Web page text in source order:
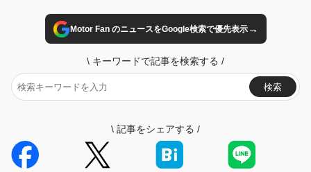
Motor Fan のニュースをGoogle検索で優先表示→
\ キーワードで記事を検索する /
検索
\ 記事をシェアする /